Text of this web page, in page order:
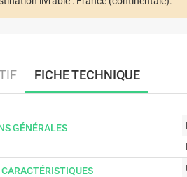
FICHE TECHNIQUE
GÉNÉRALES